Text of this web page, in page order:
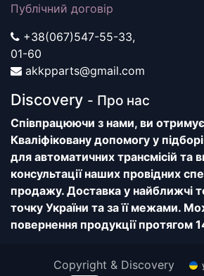
Публічний договір
+38(067)547-55-33,
01-60
akkpparts@gmail.com
Discovery - Про нас
Співпрацюючи з нами, ви
Кваліфіковану допомогу у
для автоматичних трансмісій та
консультації наших провідних
продажу. Доставка у найближчі
точку України та за її межами.
повернення продукції протягом
Copyright & Discovery